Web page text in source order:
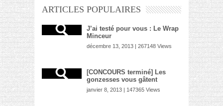
ARTICLES POPULAIRES
J’ai testé pour vous : Le Wrap
Minceur
décembre 13, 2013 | 267148 Views
[CONCOURS terminé] Les
gonzesses vous gâtent
janvier 8, 2013 | 147365 Views